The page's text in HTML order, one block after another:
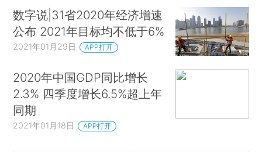
数字说|31省2020年经济增速
公布 2021年目标均不低于6%
2021年01月29日 APP打开
2020年中国GDP同比增长
2.3% 四季度增长6.5%超上年
同期
2021年01月18日 APP打开